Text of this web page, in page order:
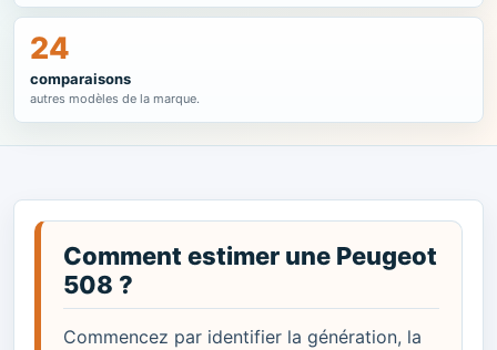
24
comparaisons
autres modèles de la marque.
Comment estimer une Peugeot
508 ?
Commencez par identifier la génération, la